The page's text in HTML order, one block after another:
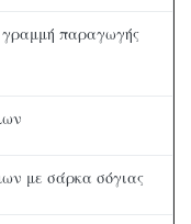
γραμμή παραγωγής
με σάρκα σόγιας